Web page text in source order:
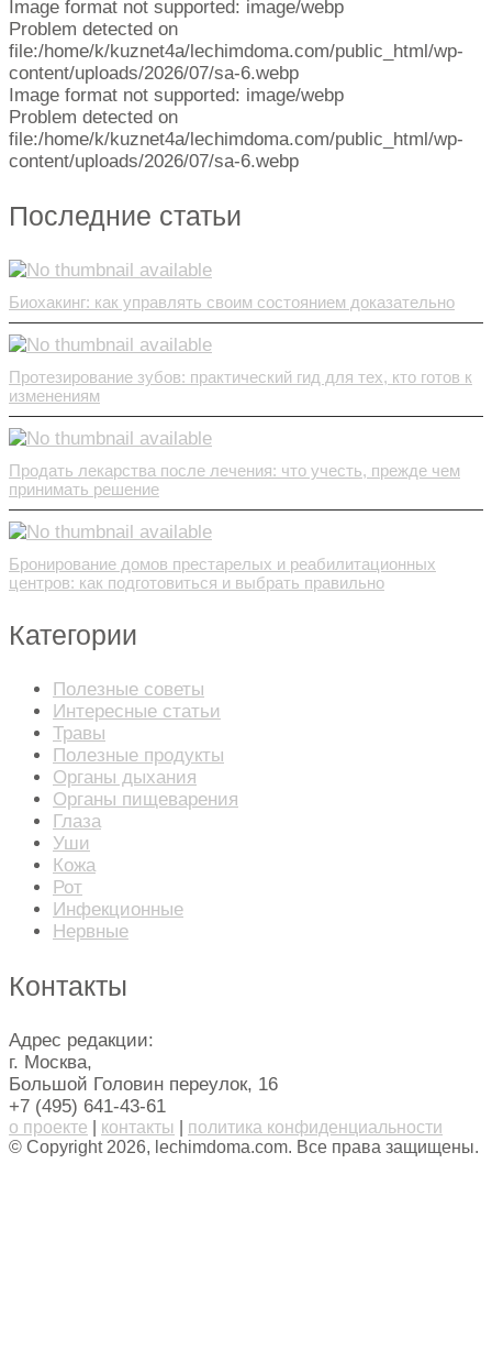
Image format not supported: image/webp
Problem detected on
file:/home/k/kuznet4a/lechimdoma.com/public_html/wp-
content/uploads/2026/07/sa-6.webp
Image format not supported: image/webp
Problem detected on
file:/home/k/kuznet4a/lechimdoma.com/public_html/wp-
content/uploads/2026/07/sa-6.webp
Последние статьи
Биохакинг: как управлять своим состоянием доказательно
Протезирование зубов: практический гид для тех, кто готов к
изменениям
Продать лекарства после лечения: что учесть, прежде чем
принимать решение
Бронирование домов престарелых и реабилитационных
центров: как подготовиться и выбрать правильно
Категории
Полезные советы
Интересные статьи
Травы
Полезные продукты
Органы дыхания
Органы пищеварения
Глаза
Уши
Кожа
Рот
Инфекционные
Нервные
Контакты
Адрес редакции:
г. Москва,
Большой Головин переулок, 16
+7 (495) 641-43-61
о проекте контакты
политика конфиденциальности
© Copyright 2026, lechimdoma.com. Все права защищены.